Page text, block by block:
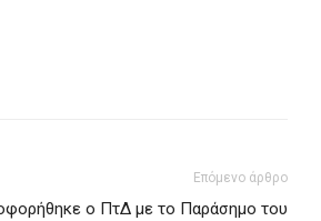
Επόμενο άρθρο
ο ΠτΔ με το Παράσημο του